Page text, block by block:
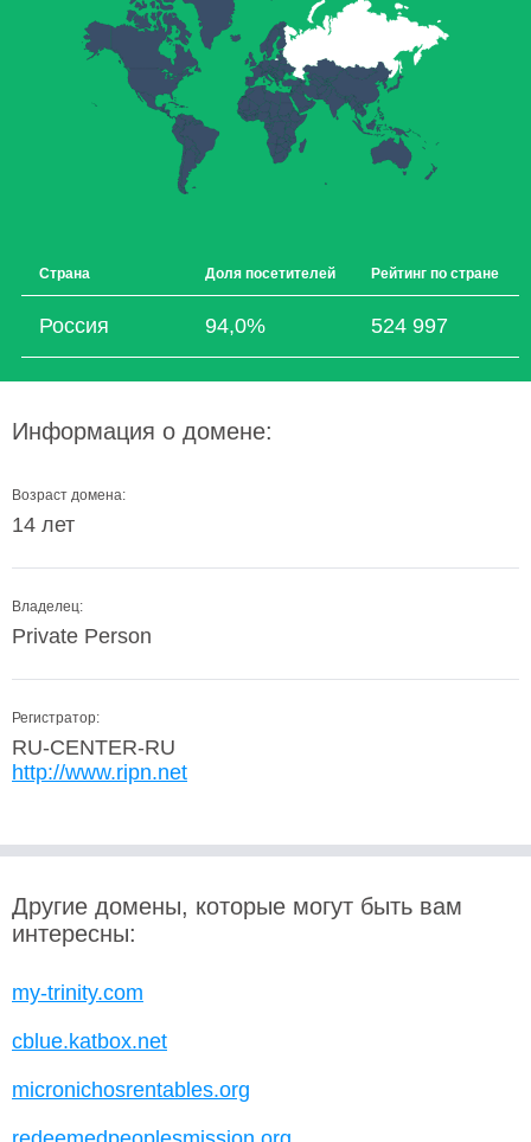
Страна Доля посетителей Рейтинг по стране
Россия 94,0% 524 997
Информация о домене:
Возраст домена:
14 лет
Владелец:
Private Person
Регистратор:
RU-CENTER-RU
http://www.ripn.net
Другие домены, которые могут быть вам
интересны:
my-trinity.com
cblue.katbox.net
micronichosrentables.org